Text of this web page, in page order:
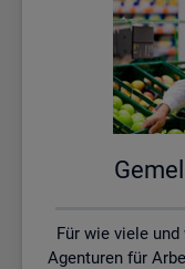
Für wie viele
Agenturen für